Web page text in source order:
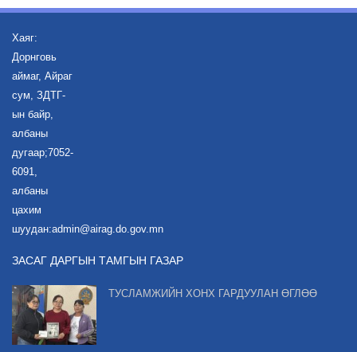
Хаяг:
Дорнговь
аймаг, Айраг
сум, ЗДТГ-
ын байр,
албаны
дугаар;7052-
6091,
албаны
цахим
шуудан:admin@airag.do.gov.mn
ЗАСАГ ДАРГЫН ТАМГЫН ГАЗАР
ТУСЛАМЖИЙН ХОНХ ГАРДУУЛАН ӨГЛӨӨ